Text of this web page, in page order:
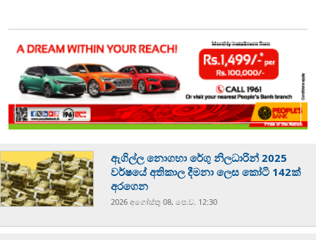
ඇගිල්ල නොගහා රේගු නිලධාරින් 2025
වර්ෂයේ අතිකාල දීමනා ලෙස කෝටි 142ක්
අරගෙන
2026 අගෝස්‍තු 08, පෙ.ව. 12:30